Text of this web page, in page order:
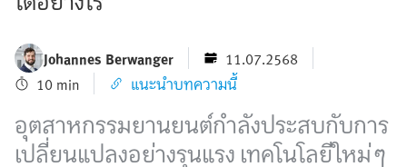
Johannes Berwanger
11.07.2568
10 min
แนะนำบทความนี้
อุตสาหกรรมยานยนต์กำลังประสบกับการ
เปลี่ยนแปลงอย่างรุนแรง เทคโนโลยีใหม่ๆ